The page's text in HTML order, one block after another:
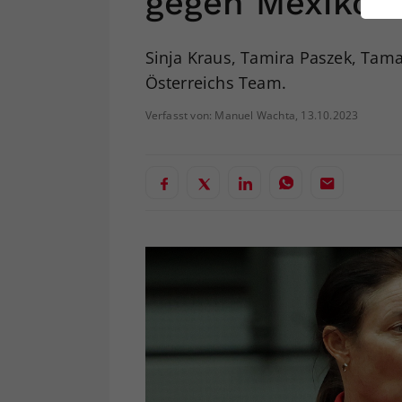
Sinja Kraus, Tamira Paszek,
Österreichs Team.
Verfasst von: Manuel Wachta, 13.10.2023